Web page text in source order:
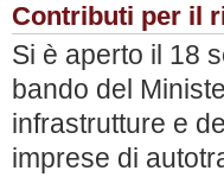
Contributi per il
Si è aperto il 18
bando del
infrastrutture e
imprese di